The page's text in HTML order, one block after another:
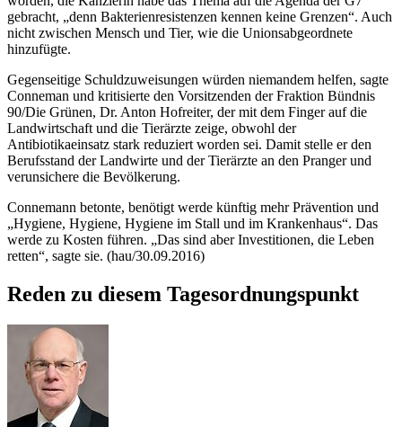
gebracht, „denn Bakterienresistenzen kennen keine Grenzen“. Auch
nicht zwischen Mensch und Tier, wie die Unionsabgeordnete
hinzufügte.
Gegenseitige Schuldzuweisungen würden niemandem helfen, sagte
Conneman und kritisierte den Vorsitzenden der Fraktion Bündnis
90/Die Grünen, Dr. Anton Hofreiter, der mit dem Finger auf die
Landwirtschaft und die Tierärzte zeige, obwohl der
Antibiotikaeinsatz stark reduziert worden sei. Damit stelle er den
Berufsstand der Landwirte und der Tierärzte an den Pranger und
verunsichere die Bevölkerung.
Connemann betonte, benötigt werde künftig mehr Prävention und
„Hygiene, Hygiene, Hygiene im Stall und im Krankenhaus“. Das
werde zu Kosten führen. „Das sind aber Investitionen, die Leben
retten“, sagte sie. (hau/30.09.2016)
Reden zu diesem Tagesordnungspunkt